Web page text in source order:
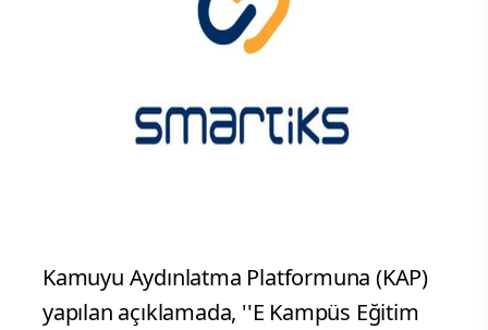
Kamuyu Aydınlatma Platformuna (KAP)
yapılan açıklamada, ''E Kampüs Eğitim